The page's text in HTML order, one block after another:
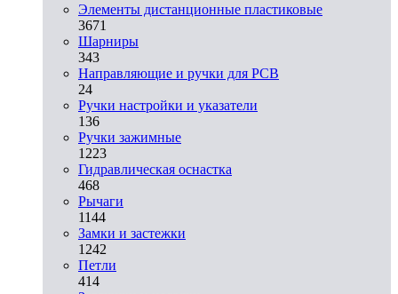
Элементы дистанционные пластиковые
3671
Шарниры
343
Направляющие и ручки для PCB
24
Ручки настройки и указатели
136
Ручки зажимные
1223
Гидравлическая оснастка
468
Рычаги
1144
Замки и застежки
1242
Петли
414